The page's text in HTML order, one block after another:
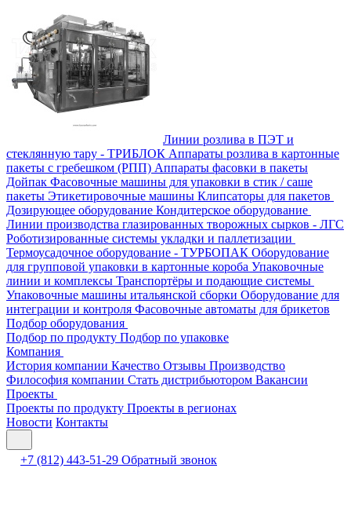
Линии розлива в ПЭТ и
стеклянную тару - ТРИБЛОК Аппараты розлива в картонные
пакеты с гребешком (РПП) Аппараты фасовки в пакеты
Дойпак Фасовочные машины для упаковки в стик / саше
пакеты Этикетировочные машины Клипсаторы для пакетов
Дозирующее оборудование Кондитерское оборудование
Линии производства глазированных творожных сырков - ЛГС
Роботизированные системы укладки и паллетизации
Термоусадочное оборудование - ТУРБОПАК Оборудование
для групповой упаковки в картонные короба Упаковочные
линии и комплексы Транспортёры и подающие системы
Упаковочные машины итальянской сборки Оборудование для
интеграции и контроля Фасовочные автоматы для брикетов
Подбор оборудования
Подбор по продукту Подбор по упаковке
Компания
История компании Качество Отзывы Производство
Философия компании Стать дистрибьютором Вакансии
Проекты
Проекты по продукту Проекты в регионах
Новости Контакты
+7 (812) 443-51-29 Обратный звонок